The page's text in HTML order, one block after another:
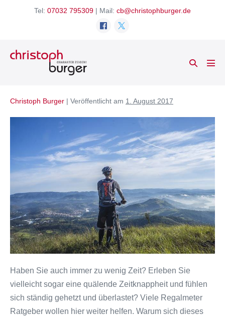
Tel: 07032 795309 | Mail: cb@christophburger.de
Suche-
Christoph Burger | Veröffentlicht am 1. August 2017
Haben Sie auch immer zu wenig Zeit? Erleben Sie
vielleicht sogar eine quälende Zeitknappheit und fühlen
sich ständig gehetzt und überlastet? Viele Regalmeter
Ratgeber wollen hier weiter helfen. Warum sich dieses